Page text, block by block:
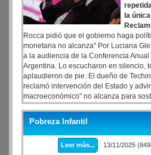
la
Rocca pidió que el gobierno haga
monetaria no alcanza" Por Luciana
a la audiencia de la Conferencia Anual
Argentina. Lo escucharon en silencio,
aplaudieron de pie. El dueño de
reclamó intervención del Estado y
macroeconómico" no alcanza para
Directo, sin rodeos, apuntó al corazón
política monetaria no alcanza, pero sin
puede", lanzó.
Pobreza Infantil
Leer más... 13/11/2025